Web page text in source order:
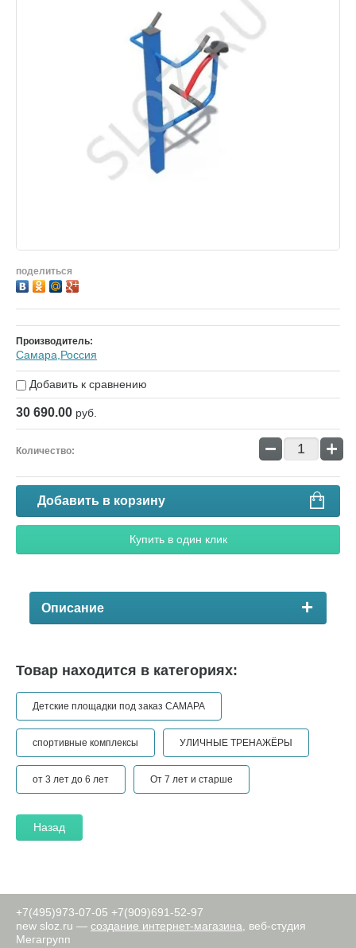
поделиться
Производитель:
Самара,Россия
Добавить к сравнению
30 690.00 руб.
Количество: − +
Добавить в корзину
Купить в один клик
Описание
Товар находится в категориях:
Детские площадки под заказ САМАРА
спортивные комплексы УЛИЧНЫЕ ТРЕНАЖЁРЫ
от 3 лет до 6 лет От 7 лет и старше
Назад
+7(495)973-07-05 +7(909)691-52-97
new sloz.ru — создание интернет-магазина , веб-студия
Мегагрупп